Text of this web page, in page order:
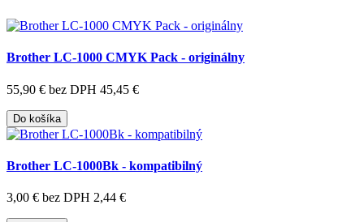
Brother LC-1000 CMYK Pack - originálny
55,90 € bez DPH 45,45 €
Do košíka
Brother LC-1000Bk - kompatibilný
3,00 € bez DPH 2,44 €